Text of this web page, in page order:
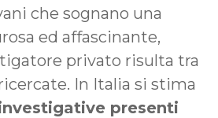
che sognano una
ed affascinante,
privato risulta tra
In Italia si stima
presenti